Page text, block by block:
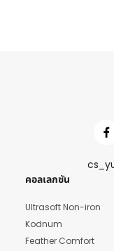
คอลเลกชัน
Ultrasoft Non-iron
Kodnum
Feather Comfort